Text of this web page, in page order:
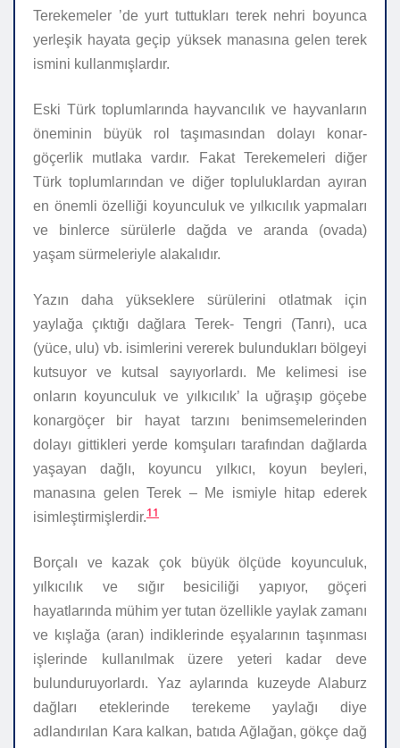
Terekemeler ’de yurt tuttukları terek nehri boyunca
yerleşik hayata geçip yüksek manasına gelen terek
ismini kullanmışlardır.
Eski Türk toplumlarında hayvancılık ve hayvanların
öneminin büyük rol taşımasından dolayı konar-
göçerlik mutlaka vardır. Fakat Terekemeleri diğer
Türk toplumlarından ve diğer topluluklardan ayıran
en önemli özelliği koyunculuk ve yılkıcılık yapmaları
ve binlerce sürülerle dağda ve aranda (ovada)
yaşam sürmeleriyle alakalıdır.
Yazın daha yükseklere sürülerini otlatmak için
yaylağa çıktığı dağlara Terek- Tengri (Tanrı), uca
(yüce, ulu) vb. isimlerini vererek bulundukları bölgeyi
kutsuyor ve kutsal sayıyorlardı. Me kelimesi ise
onların koyunculuk ve yılkıcılık’ la uğraşıp göçebe
konargöçer bir hayat tarzını benimsemelerinden
dolayı gittikleri yerde komşuları tarafından dağlarda
yaşayan dağlı, koyuncu yılkıcı, koyun beyleri,
manasına gelenTerek – Me ismiyle hitap ederek
isimleştirmişlerdir.11
Borçalı ve kazak çok büyük ölçüde koyunculuk,
yılkıcılık ve sığır besiciliği yapıyor, göçeri
hayatlarında mühim yer tutan özellikle yaylak zamanı
ve kışlağa (aran) indiklerinde eşyalarının taşınması
işlerinde kullanılmak üzere yeteri kadar deve
bulunduruyorlardı. Yaz aylarında kuzeyde Alaburz
dağları eteklerinde terekeme yaylağı diye
adlandırılan Kara kalkan, batıda Ağlağan, gökçe dağ